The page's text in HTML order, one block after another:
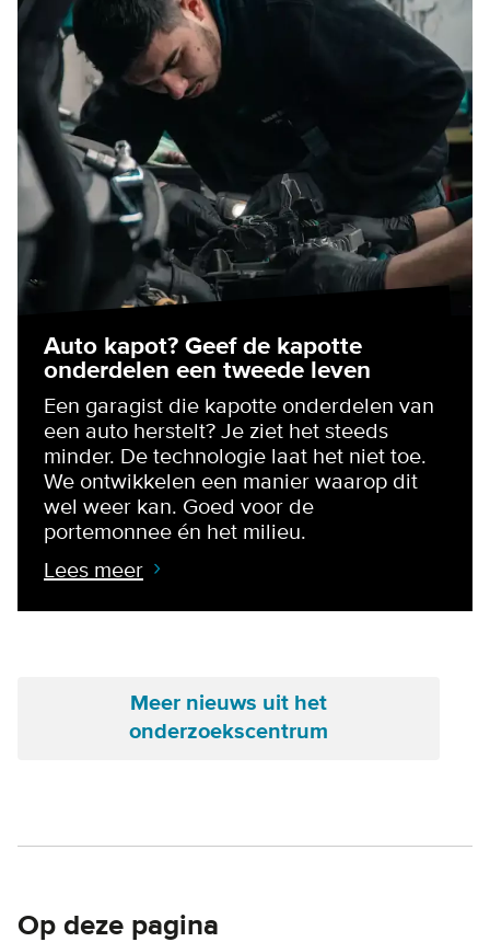
Auto kapot? Geef de kapotte
onderdelen een tweede leven
Een garagist die kapotte onderdelen van
een auto herstelt? Je ziet het steeds
minder. De technologie laat het niet toe.
We ontwikkelen een manier waarop dit
wel weer kan. Goed voor de
portemonnee én het milieu.
Lees meer
Meer nieuws uit het
onderzoekscentrum
Op deze pagina